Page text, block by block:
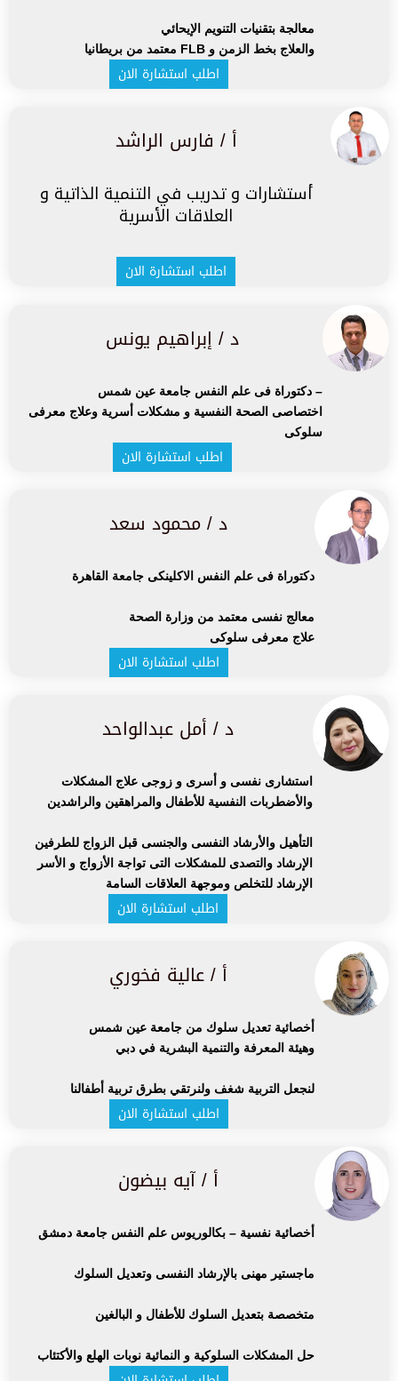
معالجة بتقنيات التنويم الإيحائي
والعلاج بخط الزمن و FLB معتمد من بريطانيا
اطلب استشارة الان
أ / فارس الراشد
أستشارات و تدريب في التنمية الذاتية و
العلاقات الأسرية
اطلب استشارة الان
د / إبراهيم يونس
– دكتوراة فى علم النفس جامعة عين شمس
اختصاصى الصحة النفسية و مشكلات أسرية وعلاج معرفى
سلوكى
اطلب استشارة الان
د / محمود سعد
دكتوراة فى علم النفس الاكلينكى جامعة القاهرة
معالج نفسى معتمد من وزارة الصحة
علاج معرفى سلوكى
اطلب استشارة الان
د / أمل عبدالواحد
استشارى نفسى و أسرى و زوجى علاج المشكلات
والأضطربات النفسية للأطفال والمراهقين والراشدين
التأهيل والأرشاد النفسى والجنسى قبل الزواج للطرفين
الإرشاد والتصدى للمشكلات التى تواجة الأزواج و الأسر
الإرشاد للتخلص وموجهة العلاقات السامة
اطلب استشارة الان
أ / عالية فخوري
أخصائية تعديل سلوك من جامعة عين شمس
وهيئة المعرفة والتنمية البشرية في دبي
لنجعل التربية شغف ولنرتقي بطرق تربية أطفالنا
اطلب استشارة الان
أ / آيه بيضون
أخصائية نفسية – بكالوريوس علم النفس جامعة دمشق
ماجستير مهنى بالإرشاد النفسى وتعديل السلوك
متخصصة بتعديل السلوك للأطفال و البالغين
حل المشكلات السلوكية و النمائية نوبات الهلع والأكتئاب